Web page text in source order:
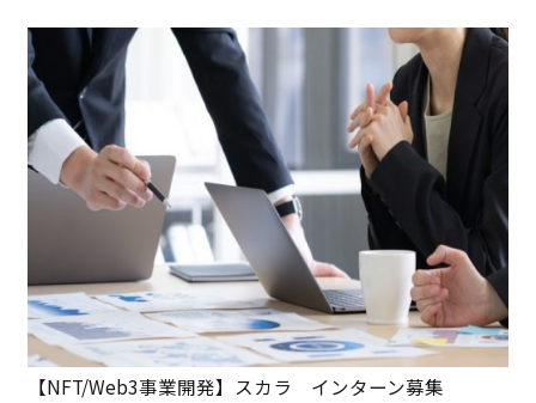
【NFT/Web3事業開発】スカラ インターン募集